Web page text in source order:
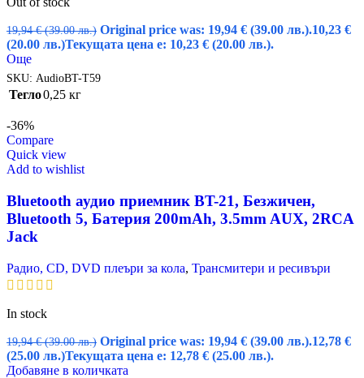
19,94€ (39.00 лв.) Original price was: 19,94 € (39.00 лв.).10,23 €
(20.00 лв.)Текущата цена е: 10,23 € (20.00 лв.).
Още
SKU: AudioBT-T59
Тегло0,25 кг
-36%
Compare
Quick view
Add to wishlist
Bluetooth аудио приемник BT-21, Безжичен,
Bluetooth 5, Батерия 200mAh, 3.5mm AUX, 2RCA
Jack
Радио, CD, DVD плеъри за кола, Трансмитери и ресивъри
In stock
19,94€ (39.00 лв.) Original price was: 19,94 € (39.00 лв.).12,78 €
(25.00 лв.)Текущата цена е: 12,78 € (25.00 лв.).
Добавяне в количката